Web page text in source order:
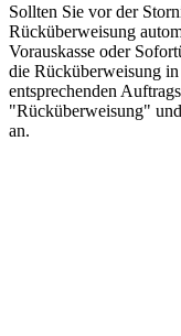
Sollten Sie vor der
Rücküberweisung
Vorauskasse oder
die Rücküberweisung
entsprechenden
"Rücküberweisung"
an.